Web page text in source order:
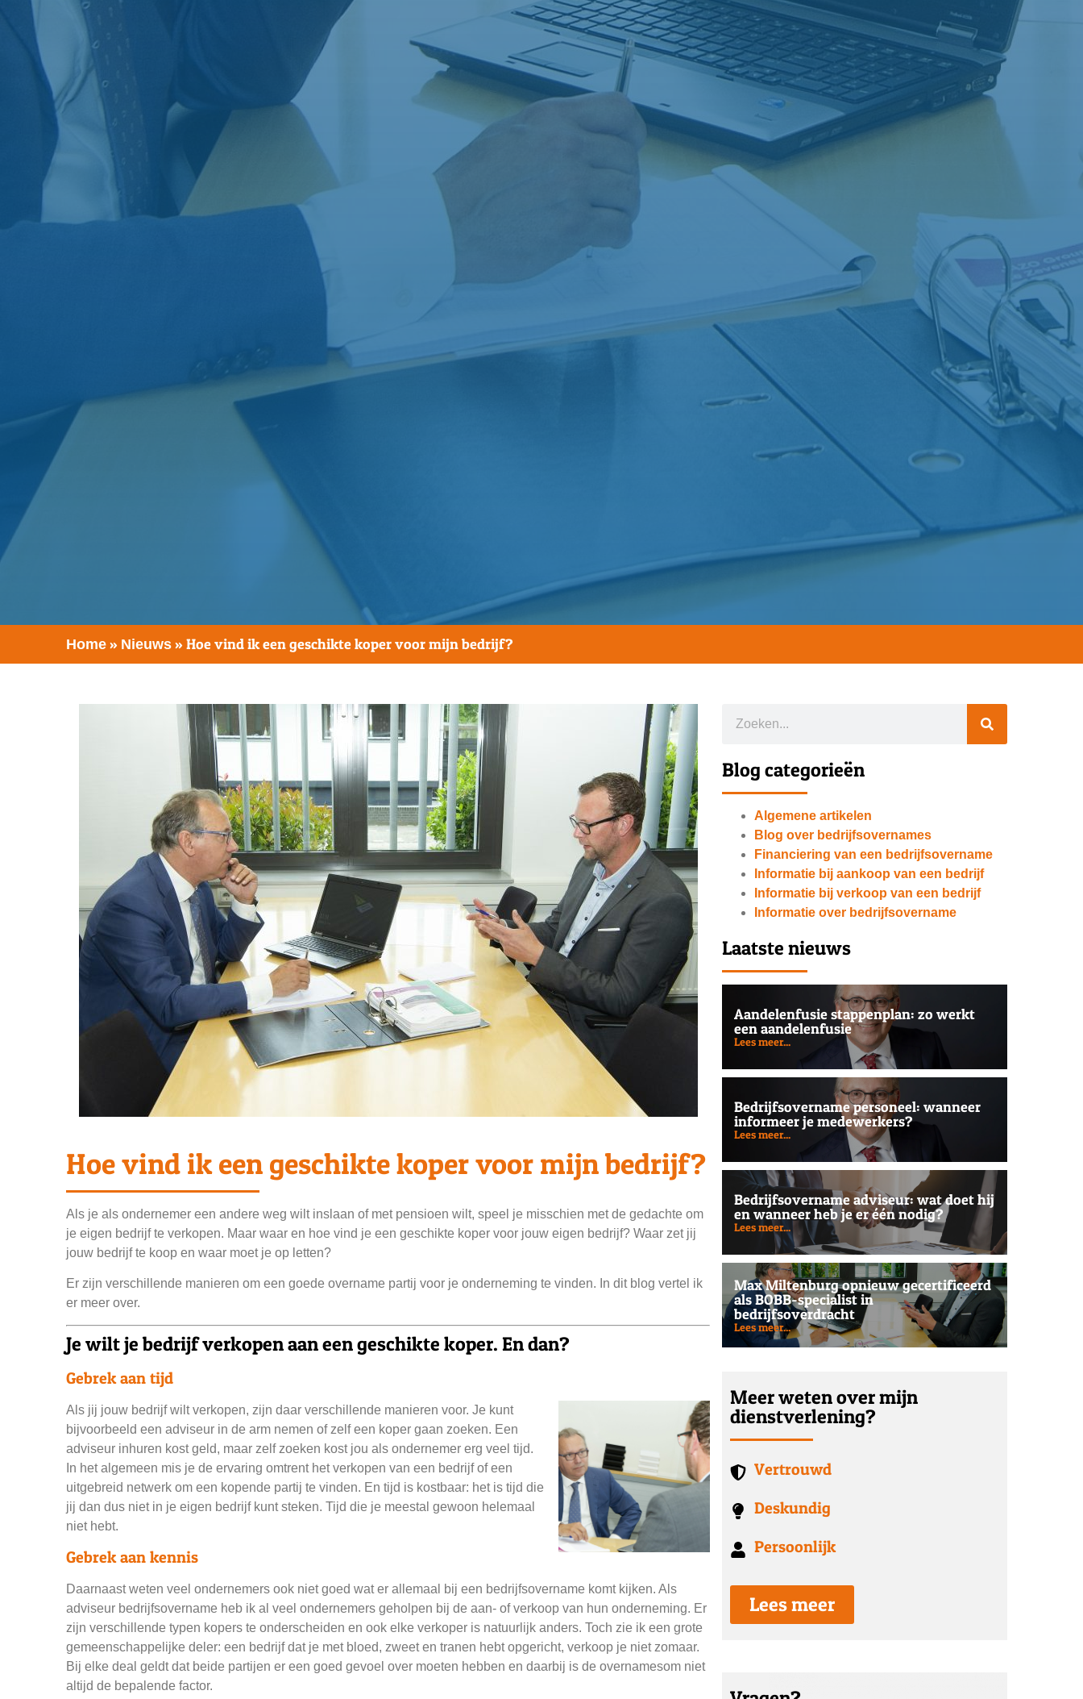
Home » Nieuws » Hoe vind ik een geschikte koper voor mijn bedrijf?
Hoe vind ik een geschikte koper voor mijn bedrijf?
Als je als ondernemer een andere weg wilt inslaan of met pensioen wilt, speel je misschien met de gedachte om
je eigen bedrijf te verkopen. Maar waar en hoe vind je een geschikte koper voor jouw eigen bedrijf? Waar zet jij
jouw bedrijf te koop en waar moet je op letten?
Er zijn verschillende manieren om een goede overname partij voor je onderneming te vinden. In dit blog vertel ik
er meer over.
Je wilt je bedrijf verkopen aan een geschikte koper. En dan?
Gebrek aan tijd
Als jij jouw bedrijf wilt verkopen, zijn daar verschillende manieren voor. Je kunt
bijvoorbeeld een adviseur in de arm nemen of zelf een koper gaan zoeken. Een
adviseur inhuren kost geld, maar zelf zoeken kost jou als ondernemer erg veel tijd.
In het algemeen mis je de ervaring omtrent het verkopen van een bedrijf of een
uitgebreid netwerk om een kopende partij te vinden. En tijd is kostbaar: het is tijd die
jij dan dus niet in je eigen bedrijf kunt steken. Tijd die je meestal gewoon helemaal
niet hebt.
Gebrek aan kennis
Daarnaast weten veel ondernemers ook niet goed wat er allemaal bij een bedrijfsovername komt kijken. Als
adviseur bedrijfsovername heb ik al veel ondernemers geholpen bij de aan- of verkoop van hun onderneming. Er
zijn verschillende typen kopers te onderscheiden en ook elke verkoper is natuurlijk anders. Toch zie ik een grote
gemeenschappelijke deler: een bedrijf dat je met bloed, zweet en tranen hebt opgericht, verkoop je niet zomaar.
Bij elke deal geldt dat beide partijen er een goed gevoel over moeten hebben en daarbij is de overnamesom niet
altijd de bepalende factor.
Blog categorieën
Algemene artikelen
Blog over bedrijfsovernames
Financiering van een bedrijfsovername
Informatie bij aankoop van een bedrijf
Informatie bij verkoop van een bedrijf
Informatie over bedrijfsovername
Laatste nieuws
Aandelenfusie stappenplan: zo werkt
een aandelenfusie
Lees meer...
Bedrijfsovername personeel: wanneer
informeer je medewerkers?
Lees meer...
Bedrijfsovername adviseur: wat doet hij
en wanneer heb je er één nodig?
Lees meer...
Max Miltenburg opnieuw gecertificeerd
als BOBB-specialist in
bedrijfsoverdracht
Lees meer...
Meer weten over mijn
dienstverlening?
Vertrouwd
Deskundig
Persoonlijk
Lees meer